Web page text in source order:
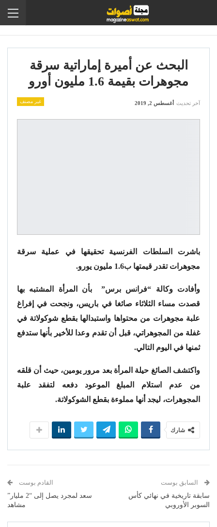
البحث عن أميرة إماراتية سرقة
مجوهرات بقيمة 1.6 مليون أورو
غير مصنف آخر تحديث أغسطس 2, 2019
باشرت السلطات الفرنسية تحقيقها في عملية سرقة
مجوهرات تقدر قيمتها ب1.6 مليون يورو.
وأفادت وكالة “فرانس برس” بأن المرأة المشتبه بها
قصدت مساء الثلاثاء صائغا في باريس، ونجحت في إفراغ
علبة مجوهرات من محتواها واستبدالها بقطع شوكولاتة في
غفلة من المجوهراتي، قبل أن تقدم وعدا للأخير بأنها ستدفع
ثمنها في اليوم التالي.
واكتشف الصائغ حيلة المرأة بعد مرور يومين، حيث أن قلقه
من عدم استلام المبلغ الموعود دفعه لتفقد علبة
المجوهرات، ليجد أنها مملوءة بقطع الشوكولاتة.
شارك
السابق بوست
سابقة تاريخية في نهائي كأس
السوبر الأوروبي
القادم بوست
سعد لمجرد يصل إلى “2 مليار”
مشاهد